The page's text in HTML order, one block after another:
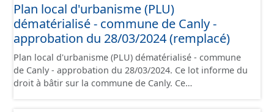
contient les pièces administratives, le rapport de
présentation, le PADD, le règlement (à l'exception des
plans de zonages), les annexes, les orientations
d'aménagement et les données géographiques. Malgré
l'attention portée à la création de ces données, il est
rappelé que seuls les documents papier font foi et sont
opposables d'un point de vue juridique.
Plan local d'urbanisme (PLU)
dématérialisé - commune de Canly -
approbation du 28/03/2024 (remplacé)
Plan local d'urbanisme (PLU) dématérialisé - commune
de Canly - approbation du 28/03/2024. Ce lot informe du
droit à bâtir sur la commune de Canly. Ce